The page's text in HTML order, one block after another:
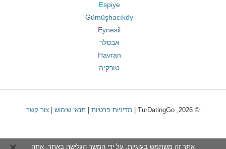
Espiye
Gümüşhacıköy
Eynesil
אבסלר
Havran
טורקיה
© 2026, TurDatingGo | מדיניות פרטיות תנאי שימוש צור קשר
אתר זה משתמש בעוגיות. על ידי המשך הגלישה באתר, אתה